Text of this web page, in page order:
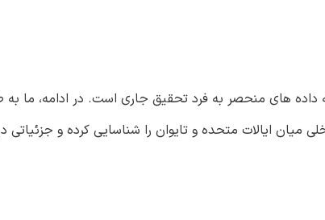
داده های منحصر به فرد تحقیق جاری است. در ادامه، ما
میان ایالات متحده و تایوان را شناسایی کرده و جزئیاتی